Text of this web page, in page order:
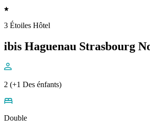
3 Étoiles Hôtel
ibis Haguenau Strasbourg
2 (+1 Des énfants)
Double